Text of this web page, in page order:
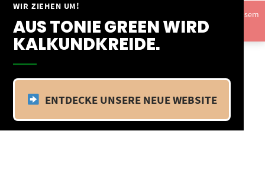
WIR ZIEHEN UM!
AUS TONIE GREEN WIRD
KALKUNDKREIDE.
ENTDECKE UNSERE NEUE WEBSITE
Springe
Inhalt
Vom 09.04.25 - 20.04.25 befinden wir uns im Betriebsurlaub. In diesem
Zeitraum findet kein Versand statt.Ausblenden